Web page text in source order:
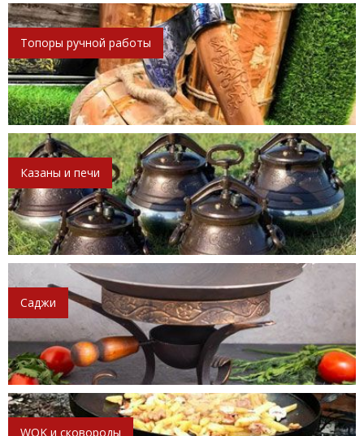
Топоры ручной работы
Казаны и печи
Саджи
WOK и сковороды